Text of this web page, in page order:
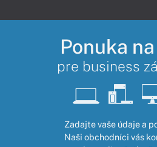
Ponuka
pre business
Zadajte vaše údaje a
Naši obchodníci vás